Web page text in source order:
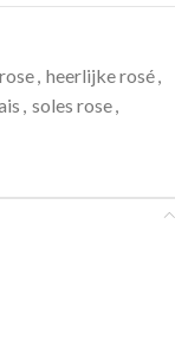
, heerlijke rosé,
, soles rose,